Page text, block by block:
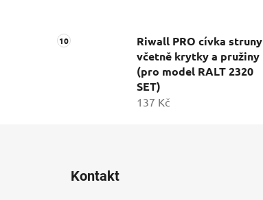
Riwall PRO cívka struny
včetně krytky a pružiny
(pro model RALT 2320
SET)
137 Kč
Kontakt